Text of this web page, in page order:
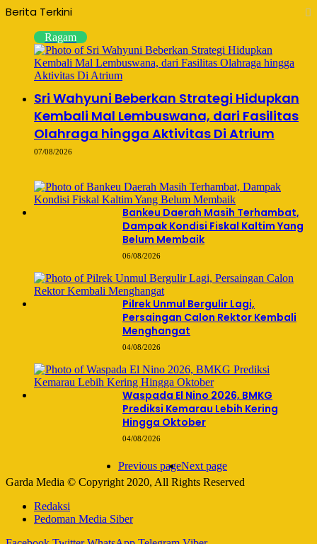
Berita Terkini
Ragam
Sri Wahyuni Beberkan Strategi Hidupkan
Kembali Mal Lembuswana, dari Fasilitas
Olahraga hingga Aktivitas Di Atrium
07/08/2026
Bankeu Daerah Masih Terhambat,
Dampak Kondisi Fiskal Kaltim Yang
Belum Membaik
06/08/2026
Pilrek Unmul Bergulir Lagi,
Persaingan Calon Rektor Kembali
Menghangat
04/08/2026
Waspada El Nino 2026, BMKG
Prediksi Kemarau Lebih Kering
Hingga Oktober
04/08/2026
Previous pageNext page
Garda Media © Copyright 2020, All Rights Reserved
Redaksi
Pedoman Media Siber